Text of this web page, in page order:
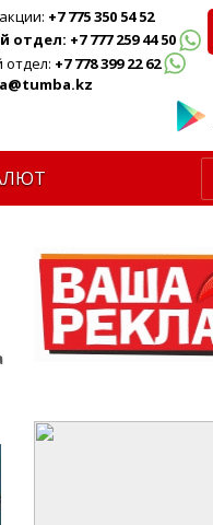
+7 775 350 54 52
отдел: +7 777 259 44 50
+7 778 399 22 62